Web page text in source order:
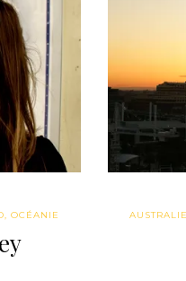
, OCÉANIE AUSTRALIE